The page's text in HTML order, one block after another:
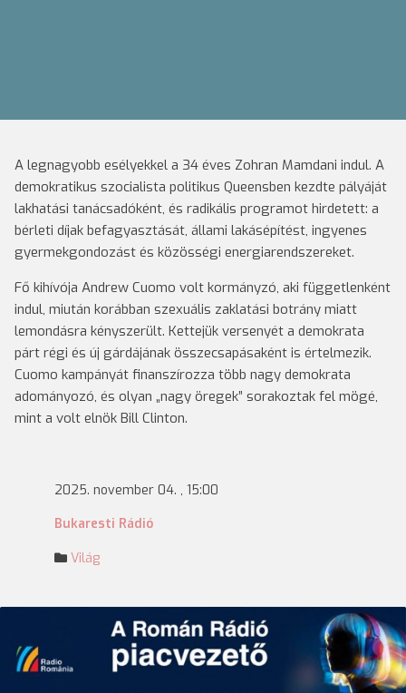
A legnagyobb esélyekkel a 34 éves Zohran Mamdani indul. A
demokratikus szocialista politikus Queensben kezdte pályáját
lakhatási tanácsadóként, és radikális programot hirdetett: a
bérleti díjak befagyasztását, állami lakásépítést, ingyenes
gyermekgondozást és közösségi energiarendszereket.
Fő kihívója Andrew Cuomo volt kormányzó, aki függetlenként
indul, miután korábban szexuális zaklatási botrány miatt
lemondásra kényszerült. Kettejük versenyét a demokrata
párt régi és új gárdájának összecsapásaként is értelmezik.
Cuomo kampányát finanszírozza több nagy demokrata
adományozó, és olyan „nagy öregek” sorakoztak fel mögé,
mint a volt elnök Bill Clinton.
2025. november 04. , 15:00
Bukaresti Rádió
Világ